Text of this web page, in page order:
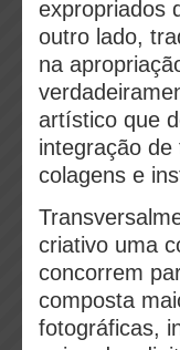
expropriados
outro lado,
na
artístico que
integração
colagens e
criativo uma
concorrem
composta
fotográficas,